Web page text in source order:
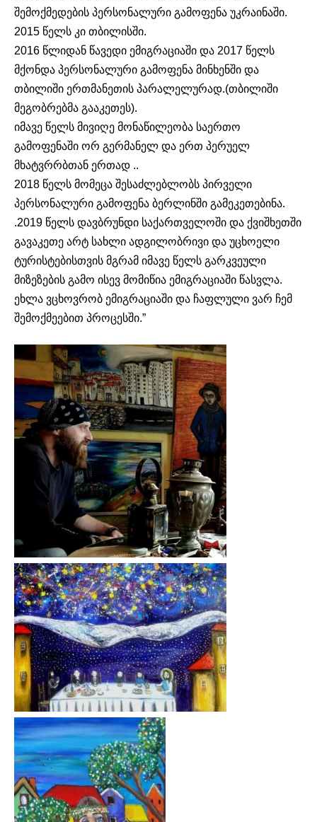
შემოქმედების პერსონალური გამოფენა უკრაინაში.
2015 წელს კი თბილისში.
2016 წლიდან წავედი ემიგრაციაში და 2017 წელს
მქონდა პერსონალური გამოფენა მინხენში და
თბილიში ერთმანეთის პარალელურად.(თბილიში
მეგობრებმა გააკეთეს).
იმავე წელს მივიღე მონაწილეობა საერთო
გამოფენაში ორ გერმანელ და ერთ პერუელ
მხატვრრბთან ერთად ..
2018 წელს მომეცა შესაძლებლობს პირველი
პერსონალური გამოფენა ბერლინში გამეკეთებინა.
.2019 წელს დავბრუნდი საქართველოში და ქვიშხეთში
გავაკეთე არტ სახლი ადგილობრივი და უცხოელი
ტურისტებისთვის მგრამ იმავე წელს გარკვეული
მიზეზების გამო ისევ მომიწია ემიგრაციაში წასვლა.
ეხლა ვცხოვრობ ემიგრაციაში და ჩაფლული ვარ ჩემ
შემოქმეებით პროცესში.”